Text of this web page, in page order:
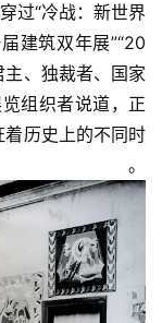
过“冷战：新世界
建筑双年展”“20
、独裁者、国家
组织者说道，正
历史上的不同时